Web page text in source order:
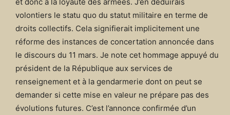
volontiers le statu quo du statut militaire en terme de
droits collectifs. Cela signifierait implicitement une
réforme des instances de concertation annoncée dans
le discours du 11 mars. Je note cet hommage appuyé du
président de la République aux services de
renseignement et à la gendarmerie dont on peut se
demander si cette mise en valeur ne prépare pas des
évolutions futures. C’est l’annonce confirmée d’un